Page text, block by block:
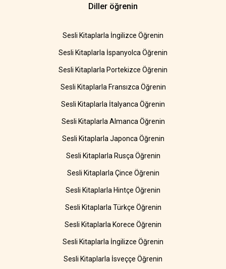
Diller öğrenin
Sesli Kitaplarla İngilizce Öğrenin
Sesli Kitaplarla İspanyolca Öğrenin
Sesli Kitaplarla Portekizce Öğrenin
Sesli Kitaplarla Fransızca Öğrenin
Sesli Kitaplarla İtalyanca Öğrenin
Sesli Kitaplarla Almanca Öğrenin
Sesli Kitaplarla Japonca Öğrenin
Sesli Kitaplarla Rusça Öğrenin
Sesli Kitaplarla Çince Öğrenin
Sesli Kitaplarla Hintçe Öğrenin
Sesli Kitaplarla Türkçe Öğrenin
Sesli Kitaplarla Korece Öğrenin
Sesli Kitaplarla İngilizce Öğrenin
Sesli Kitaplarla İsveççe Öğrenin